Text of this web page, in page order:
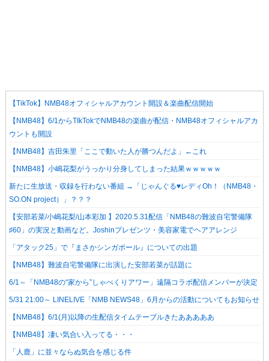
【TikTok】NMB48オフィシャルアカウント開設＆楽曲配信開始
【NMB48】6/1からTIkTokでNMB48の楽曲が配信・NMB48オフィシャルアカ
ウントも開設
【NMB48】吉田朱里「ここで動いた人が勝つんだよ」←これ
【NMB48】小嶋花梨がうっかり分身してしまった結果ｗｗｗｗｗ
新たに生放送・収録を行わない番組 →「じゃんぐる♥レディOh！（NMB48・
SO.ON project）」？？？
【安部若菜/小嶋花梨/山本彩加 】2020.5.31配信「NMB48の難波自宅警備隊
♯60」の実況と動画など。Joshinプレゼンツ・美容家電でヘアアレンジ
「アタック25」で『まさかシンガポール』についての出題
【NMB48】難波自宅警備隊に出演した安部若菜が話題に
6/1～「NMB48の“家から”しゃべくりアワー」遠隔コラボ配信メンバーが決定
5/31 21:00～ LINELIVE「NMB NEWS48」6月からの活動についてもお知らせ
【NMB48】6/1(月)以降の生配信タイムテーブルきたあああああ
【NMB48】凄い気合い入ってる・・・
「人鹿」に並々ならぬ気合を感じる件